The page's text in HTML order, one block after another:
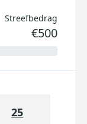
Streefbedrag
€500
25